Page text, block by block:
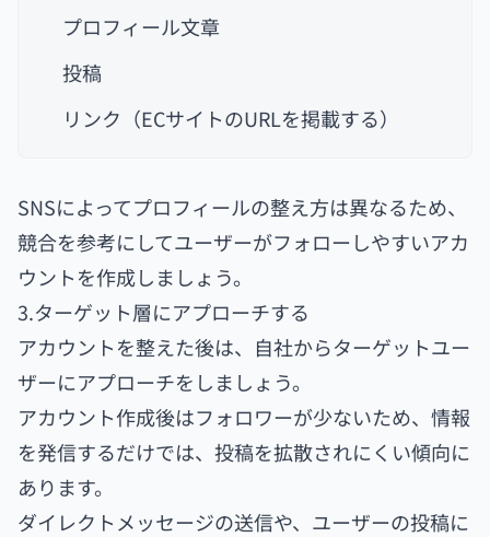
プロフィール文章
投稿
リンク（ECサイトのURLを掲載する）
SNSによってプロフィールの整え方は異なるため、
競合を参考にしてユーザーがフォローしやすいアカ
ウントを作成しましょう。
3.ターゲット層にアプローチする
アカウントを整えた後は、自社からターゲットユー
ザーにアプローチをしましょう。
アカウント作成後はフォロワーが少ないため、情報
を発信するだけでは、投稿を拡散されにくい傾向に
あります。
ダイレクトメッセージの送信や、ユーザーの投稿に